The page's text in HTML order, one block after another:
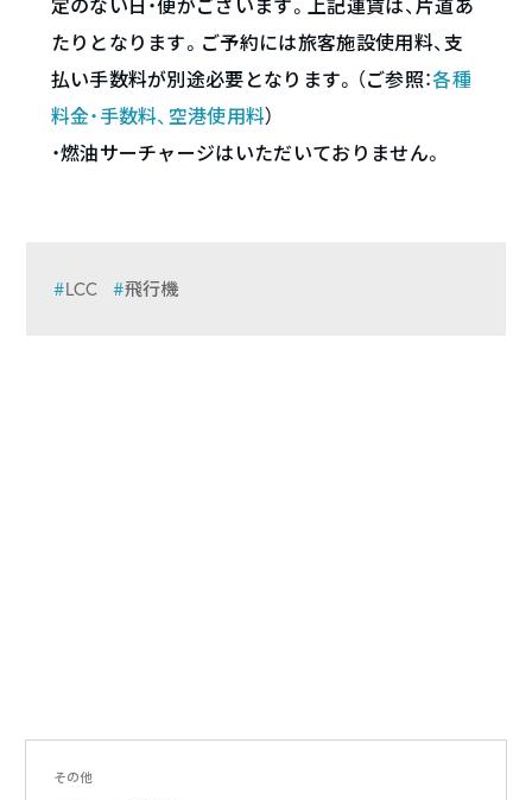
定のない日・便がございます。上記運賃は、片道あ
たりとなります。ご予約には旅客施設使用料、支
払い手数料が別途必要となります。（ご参照：各種
料金・手数料、空港使用料）
・燃油サーチャージはいただいておりません。
LCC 飛行機
その他